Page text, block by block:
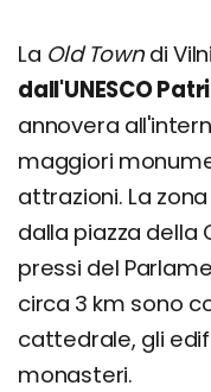
La Old Towndi
dall'UNESCO
annovera
maggiori
attrazioni. La
dalla piazza
pressi del
circa 3 km sono
cattedrale, gli
monasteri.